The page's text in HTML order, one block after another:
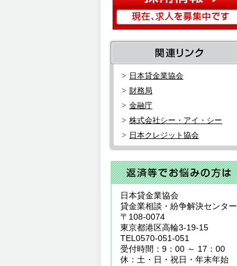
日本貸金業協会
財務局
金融庁
株式会社シー・アイ・シー
日本クレジット協会
日本貸金業協会
貸金業相談・紛争解決センター
〒108-0074
東京都港区高輪3-19-15
TEL0570-051-051
受付時間：9：00 ～ 17：00
休：土・日・祝日・年末年始